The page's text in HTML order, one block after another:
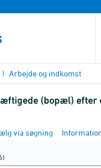
Arbejde og indkomst
(bopæl) efter
via søgning